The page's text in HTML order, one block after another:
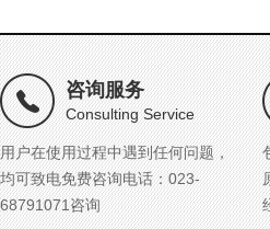
咨询服务
Consulting Service
用户在使用过程中遇到任何问题，
均可致电免费咨询电话：023-
68791071咨询